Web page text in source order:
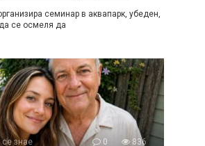
семинар в аквапарк, убеден,
се осмеля да
знае 0 836